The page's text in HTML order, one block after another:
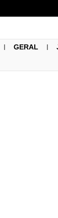
GERAL